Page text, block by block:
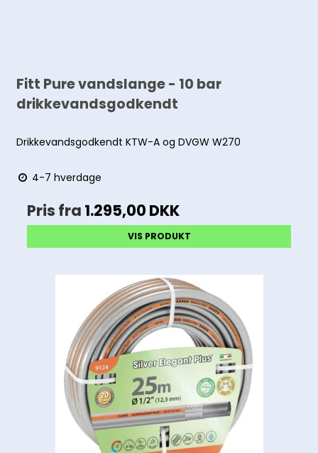
Fitt Pure vandslange - 10 bar
drikkevandsgodkendt
Drikkevandsgodkendt KTW-A og DVGW W270
4-7 hverdage
Pris fra 1.295,00 DKK
VIS PRODUKT